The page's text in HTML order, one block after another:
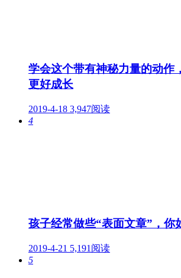
学会这个带有神秘力量的动作
更好成长
2019-4-18 3,947阅读
4
孩子经常做些“表面文章”，你
2019-4-21 5,191阅读
5